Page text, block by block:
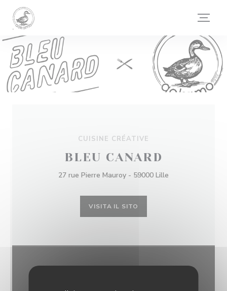
Personalizzazione delle tue scelte sui cookie
CUISINE CRÉATIVE
BLEU CANARD
27 rue Pierre Mauroy - 59000 Lille
VISITA IL SITO